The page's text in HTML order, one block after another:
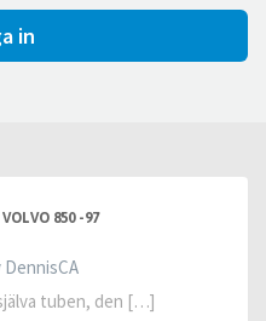
in
850 -97
tuben, den […]